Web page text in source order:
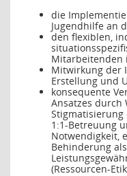
die
Jugendhilfe an
den flexiblen,
Mitarbeitenden
Mitwirkung der
Erstellung und
konsequente
Ansatzes durch
Stigmatisierung
1:1-Betreuung
Notwendigkeit,
Behinderung
(Ressourcen-